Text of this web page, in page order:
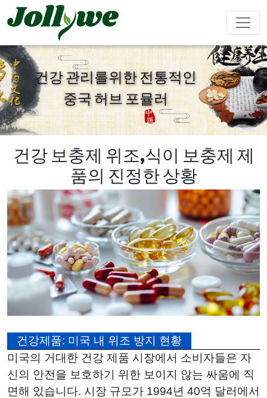
변비약 체중감량
뷰티다이어
트
면역강화 남성강화
심혈관질환
예방
수면제
성장 다이
어트
Ejiao 케이
크
알약 캡슐 가루음료
티백
건강 관리를위한 전통적인
중국 허브 포뮬러
건강 보충제 위조,식이 보충제 제
품의 진정한 상황
건강제품: 미국 내 위조 방지 현황
미국의 거대한 건강 제품 시장에서 소비자들은 자
신의 안전을 보호하기 위한 보이지 않는 싸움에 직
면해 있습니다. 시장 규모가 1994년 40억 달러에서